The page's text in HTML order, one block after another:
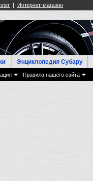
Правила нашего сайта
Энциклопедия Субару